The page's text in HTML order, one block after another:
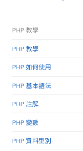
PHP 教學
PHP 教學
PHP 如何使用
PHP 基本語法
PHP 註解
PHP 變數
PHP 資料型別